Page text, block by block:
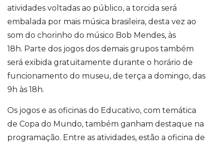
atividades voltadas ao público, a torcida será
embalada por mais música brasileira, desta vez ao
som do chorinho do músico Bob Mendes, às
18h. Parte dos jogos dos demais grupos também
será exibida gratuitamente durante o horário de
funcionamento do museu, de terça a domingo, das
9h às 18h.
Os jogos e as oficinas do Educativo, com temática
de Copa do Mundo, também ganham destaque na
programação. Entre as atividades, estão a oficina de